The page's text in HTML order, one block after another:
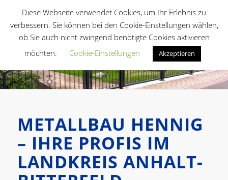
METALLBAU HENNIG
– IHRE PROFIS IM
LANDKREIS ANHALT-
Diese Webseite verwendet Cookies, um Ihr Erlebnis zu
verbessern. Sie können bei den Cookie-Einstellungen wählen,
ob Sie auch nicht zwingend benötigte Cookies aktivieren
möchten.
Cookie-Einstellungen Akzeptieren